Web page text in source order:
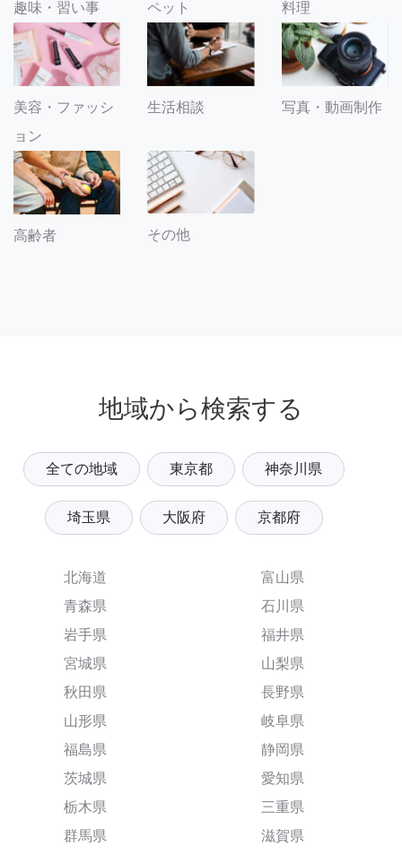
趣味・習い事 ペット 料理
美容・ファッシ
ョン
生活相談 写真・動画制作
高齢者 その他
地域から検索する
全ての地域 東京都 神奈川県
埼玉県 大阪府 京都府
北海道
青森県
岩手県
宮城県
秋田県
山形県
福島県
茨城県
栃木県
群馬県
富山県
石川県
福井県
山梨県
長野県
岐阜県
静岡県
愛知県
三重県
滋賀県